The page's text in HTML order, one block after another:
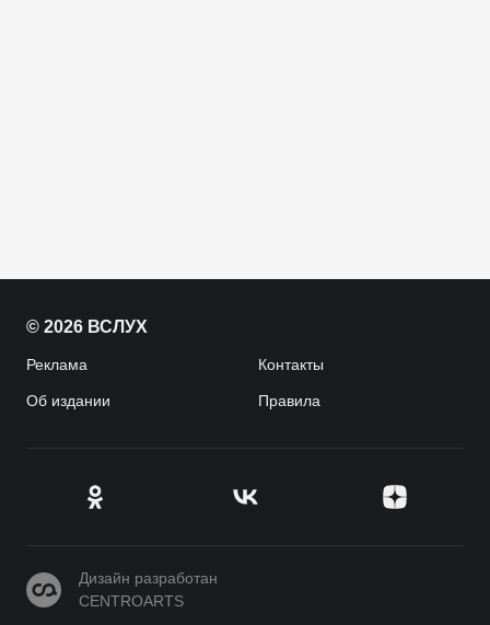
© 2026 ВСЛУХ
Реклама Контакты
Об издании Правила
CENTROARTS